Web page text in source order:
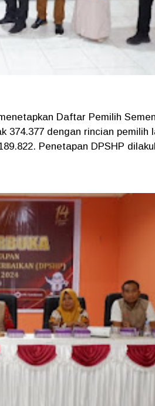
Daftar Pemilih
374.377 dengan rincian pemilih
Penetapan DPSHP